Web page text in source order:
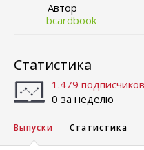
Автор
bcardbook
Статистика
1.479 подписчиков
0 за неделю
Выпуски Статистика